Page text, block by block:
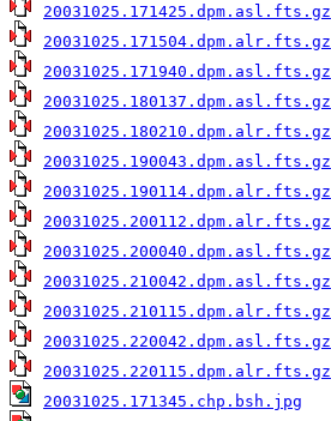
20031025.171425.dpm.asl.fts.gz
20031025.171504.dpm.alr.fts.gz
20031025.171940.dpm.asl.fts.gz
20031025.180137.dpm.asl.fts.gz
20031025.180210.dpm.alr.fts.gz
20031025.190043.dpm.asl.fts.gz
20031025.190114.dpm.alr.fts.gz
20031025.200112.dpm.alr.fts.gz
20031025.200040.dpm.asl.fts.gz
20031025.210042.dpm.asl.fts.gz
20031025.210115.dpm.alr.fts.gz
20031025.220042.dpm.asl.fts.gz
20031025.220115.dpm.alr.fts.gz
20031025.171345.chp.bsh.jpg